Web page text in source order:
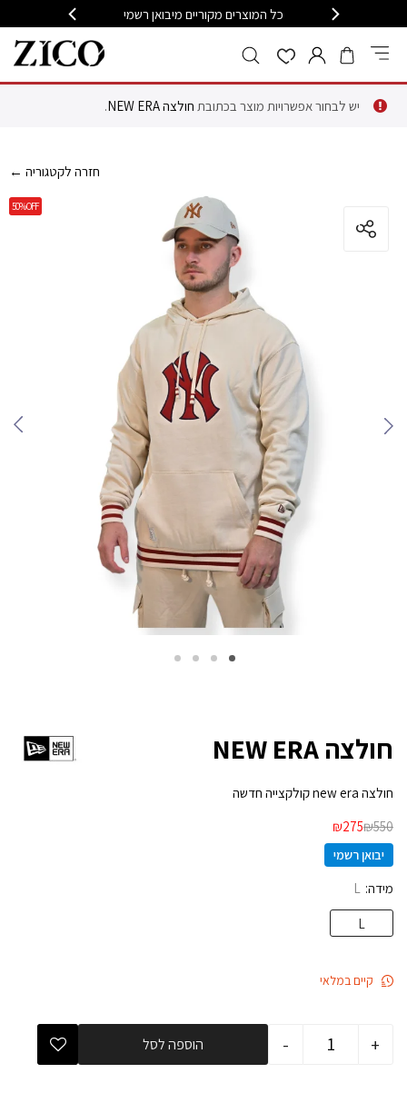
כל המוצרים מקוריים מיבואן רשמי
יש לבחור אפשרויות מוצר בכתובת חולצה NEW ERA .
← חזרה לקטגוריה
50%OFF
חולצה NEW ERA
חולצה new era קולקצייה חדשה
₪550
₪275
יבואן רשמי
מידה L
L
קיים במלאי
- + הוספה לסל